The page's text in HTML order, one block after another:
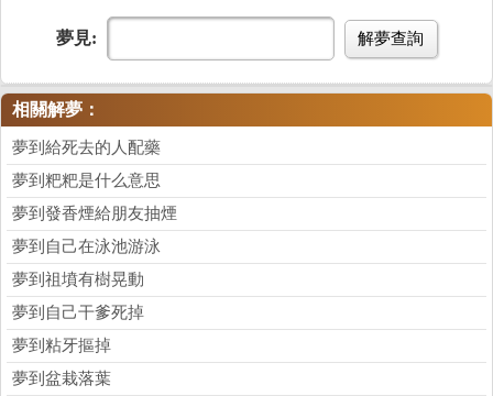
夢見: 解夢查詢
相關解夢：
夢到給死去的人配藥
夢到粑粑是什么意思
夢到發香煙給朋友抽煙
夢到自己在泳池游泳
夢到祖墳有樹晃動
夢到自己干爹死掉
夢到粘牙摳掉
夢到盆栽落葉